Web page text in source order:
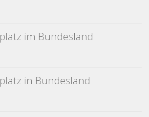
im Bundesland
in Bundesland